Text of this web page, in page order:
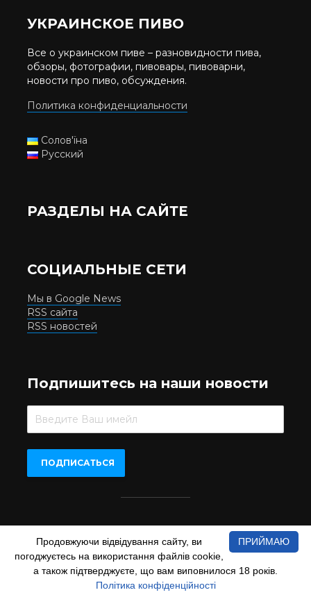
УКРАИНСКОЕ ПИВО
Все о украинском пиве – разновидности пива,
обзоры, фотографии, пивовары, пивоварни,
новости про пиво, обсуждения.
Политика конфиденциальности
Солов'їна
Русский
РАЗДЕЛЫ НА САЙТЕ
СОЦИАЛЬНЫЕ СЕТИ
Мы в Google News
RSS сайта
RSS новостей
Подпишитесь на наши новости
Beer.UA © 2016-2022
При копіюванні матеріалів з сайту обов'язкове пряме
відкрите для пошукових систем гіперпосилання на сайт
www.beer.ua
ПРИЙМАЮ
Продовжуючи відвідування сайту, ви
погоджуєтесь на використання файлів cookie,
а також підтверджуєте, що вам виповнилося 18 років.
Політика конфіденційності